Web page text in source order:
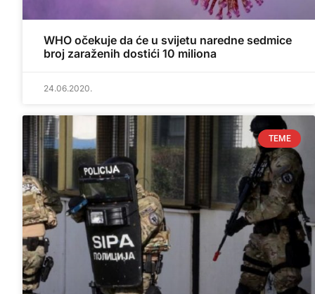
WHO očekuje da će u svijetu naredne sedmice
broj zaraženih dostići 10 miliona
24.06.2020.
TEME